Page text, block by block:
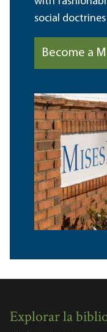
social
Become a
Explorar la